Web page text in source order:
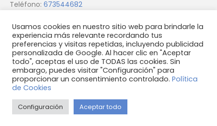
Teléfono: 673544682
Email:info@firmus.es
© 2023 Firmus Homes S.L.U
Usamos cookies en nuestro sitio web para brindarle la
experiencia más relevante recordando tus
preferencias y visitas repetidas, incluyendo publicidad
personalizada de Google. Al hacer clic en "Aceptar
todo", aceptas el uso de TODAS las cookies. Sin
embargo, puedes visitar "Configuración" para
proporcionar un consentimiento controlado. Política
de Cookies
Configuración Aceptar todo